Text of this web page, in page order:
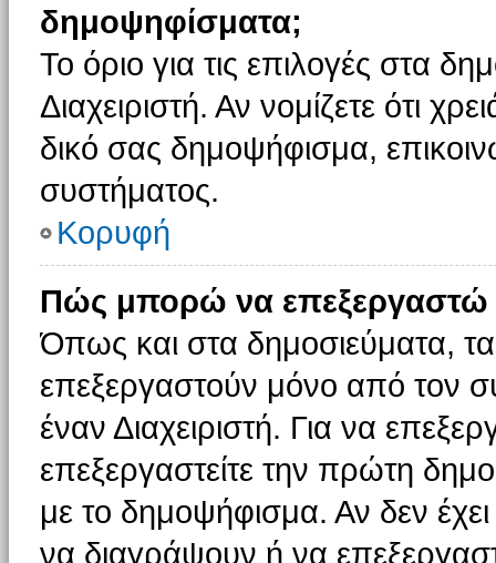
δημοψηφίσματα;
Το όριο για τις επιλογές στα
Διαχειριστή. Αν νομίζετε ότι
δικό σας δημοψήφισμα,
συστήματος.
Κορυφή
Πώς μπορώ να
Όπως και στα δημοσιεύματα,
επεξεργαστούν μόνο από τον
έναν Διαχειριστή. Για να
επεξεργαστείτε την πρώτη
με το δημοψήφισμα. Αν δεν
να διαγράψουν ή να